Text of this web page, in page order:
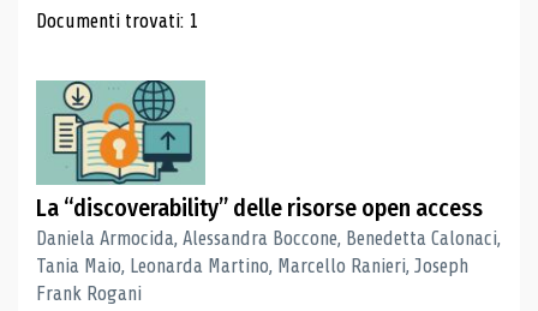
Risultati di ricerca
Documenti trovati: 1
La “discoverability” delle risorse open access
Daniela Armocida, Alessandra Boccone, Benedetta Calonaci,
Tania Maio, Leonarda Martino, Marcello Ranieri, Joseph
Frank Rogani